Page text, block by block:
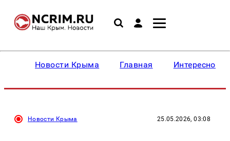
Новости Крыма Главная Интересное
Новости Крыма 25.05.2026, 03:08